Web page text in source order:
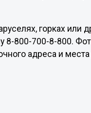
горках или
8-800-700-8-800.
адреса и